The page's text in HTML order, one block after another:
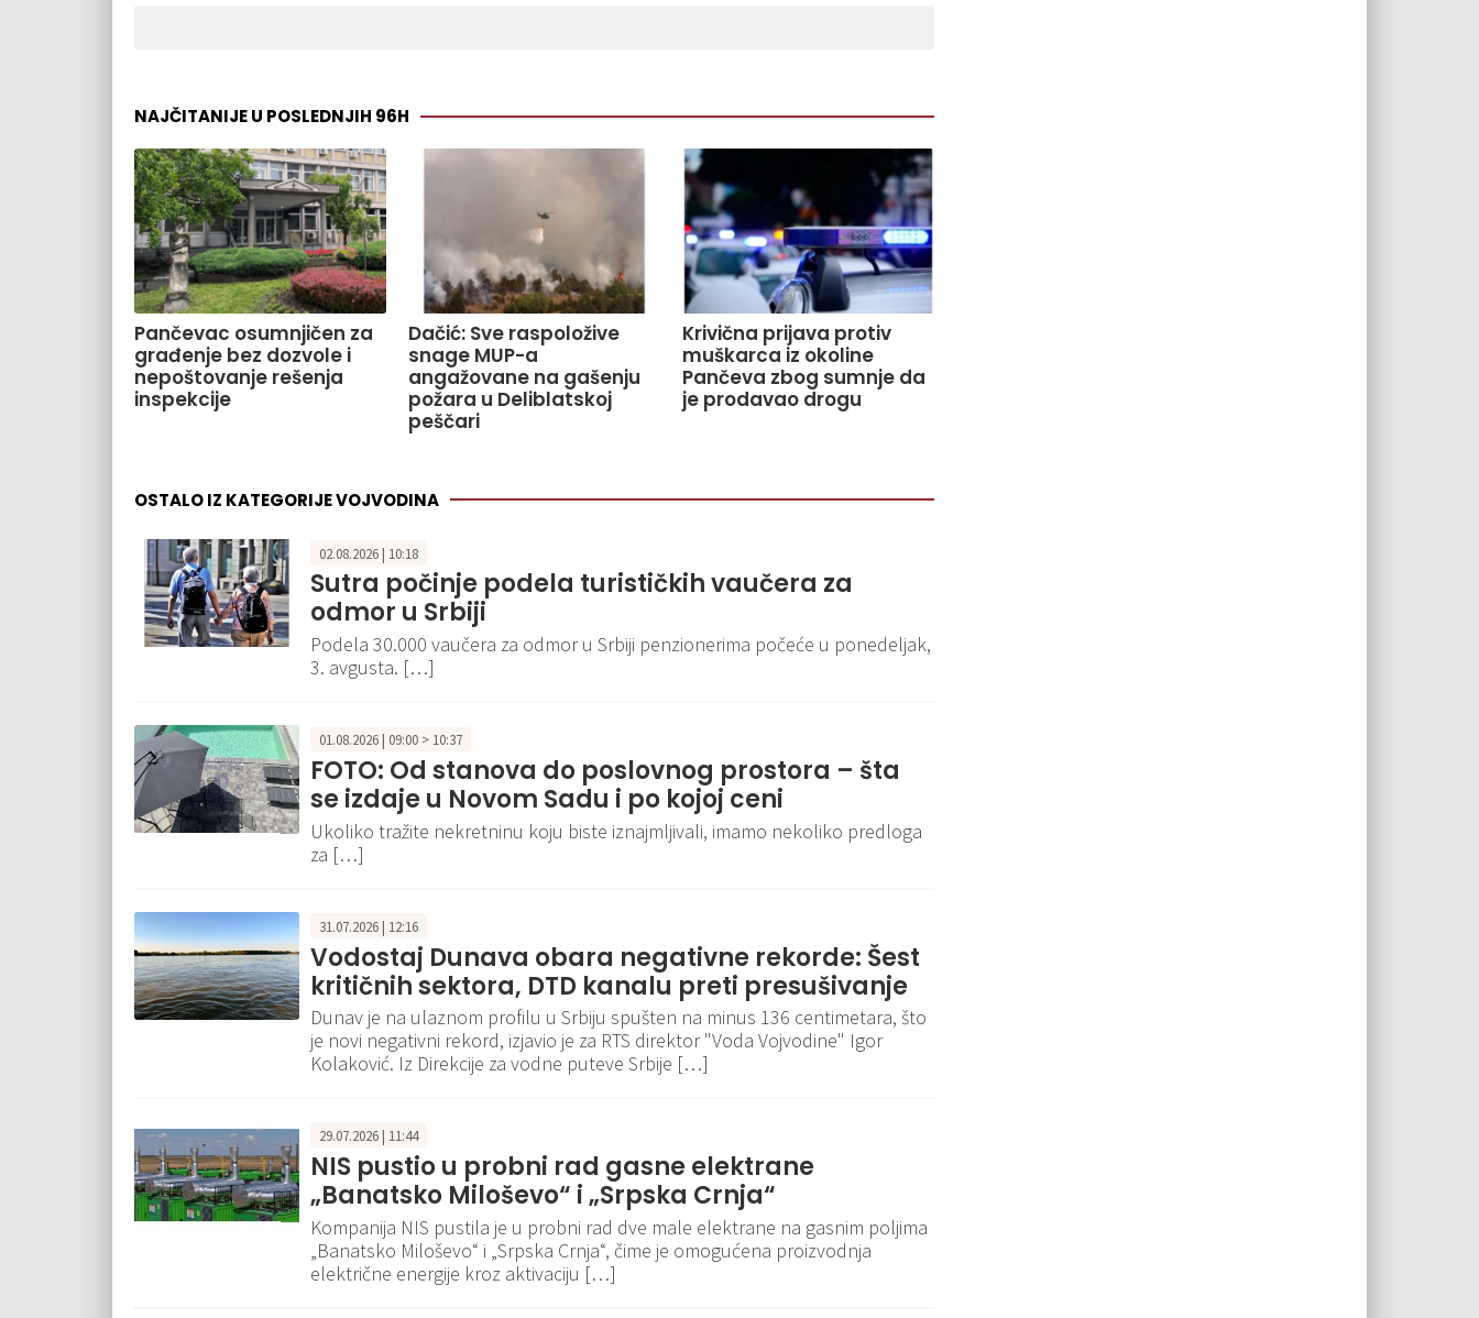
NAJČITANIJE U POSLEDNJIH 96H
Pančevac osumnjičen za
građenje bez dozvole i
nepoštovanje rešenja
inspekcije
Dačić: Sve raspoložive
snage MUP-a
angažovane na gašenju
požara u Deliblatskoj
peščari
Krivična prijava protiv
muškarca iz okoline
Pančeva zbog sumnje da
je prodavao drogu
OSTALO IZ KATEGORIJE VOJVODINA
02.08.2026 | 10:18
Sutra počinje podela turističkih vaučera za
odmor u Srbiji
Podela 30.000 vaučera za odmor u Srbiji penzionerima počeće u ponedeljak,
3. avgusta. […]
01.08.2026 | 09:00 > 10:37
FOTO: Od stanova do poslovnog prostora – šta
se izdaje u Novom Sadu i po kojoj ceni
Ukoliko tražite nekretninu koju biste iznajmljivali, imamo nekoliko predloga
za […]
31.07.2026 | 12:16
Vodostaj Dunava obara negativne rekorde: Šest
kritičnih sektora, DTD kanalu preti presušivanje
Dunav je na ulaznom profilu u Srbiju spušten na minus 136 centimetara, što
je novi negativni rekord, izjavio je za RTS direktor "Voda Vojvodine" Igor
Kolaković. Iz Direkcije za vodne puteve Srbije […]
29.07.2026 | 11:44
NIS pustio u probni rad gasne elektrane
„Banatsko Miloševo“ i „Srpska Crnja“
Kompanija NIS pustila je u probni rad dve male elektrane na gasnim poljima
„Banatsko Miloševo“ i „Srpska Crnja“, čime je omogućena proizvodnja
električne energije kroz aktivaciju […]